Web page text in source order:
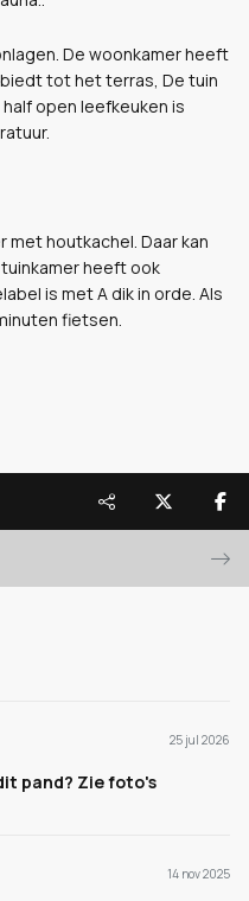
De woonkamer heeft
tot het terras, De tuin
open leefkeuken is
met houtkachel. Daar kan
heeft ook
is met A dik in orde. Als
fietsen.
25 jul 2026
pand? Zie foto's
14 nov 2025